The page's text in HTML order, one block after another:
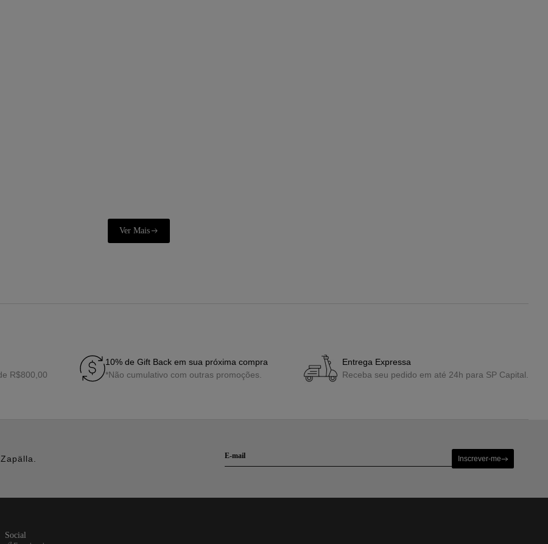
R$800,00
10% de Gift Back em sua próxima compra
*Não cumulativo com outras promoções.
Entrega Expressa
Receba seu pedido em até 24h para SP Capital.
Inscrever-me
social